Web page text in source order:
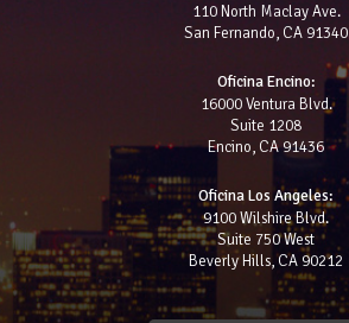
110 North Maclay Ave.
San Fernando, CA 91340
Oficina Encino:
16000 Ventura Blvd.
Suite 1208
Encino, CA 91436
Oficina Los Angeles:
9100 Wilshire Blvd.
Suite 750 West
Beverly Hills, CA 90212